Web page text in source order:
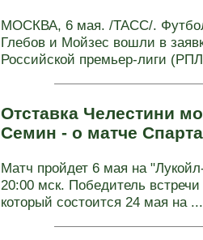
МОСКВА, 6 мая. /ТАСС/.
Глебов и Мойзес вошли в
Российской премьер-лиги
Отставка Челестини
Семин - о матче
Матч пройдет 6 мая на
20:00 мск. Победитель
который состоится 24 мая на ...